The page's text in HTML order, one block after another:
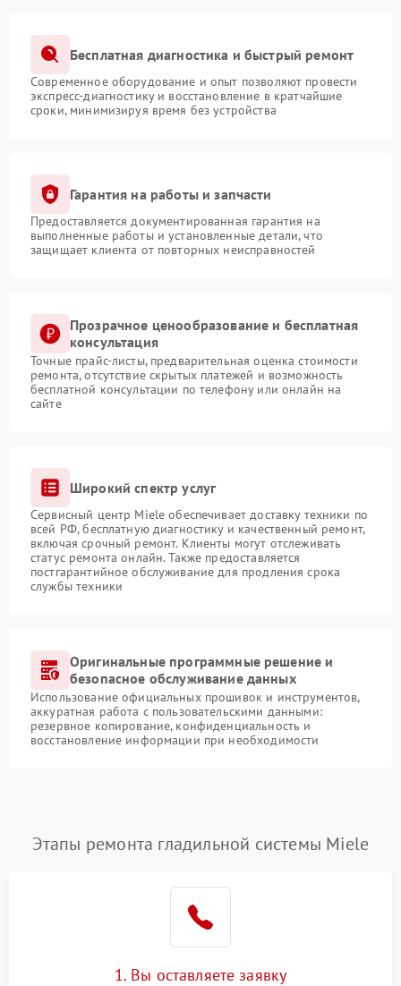
Бесплатная диагностика и быстрый ремонт
Современное оборудование и опыт позволяют провести
экспресс-диагностику и восстановление в кратчайшие
сроки, минимизируя время без устройства
Гарантия на работы и запчасти
Предоставляется документированная гарантия на
выполненные работы и установленные детали, что
защищает клиента от повторных неисправностей
Прозрачное ценообразование и бесплатная
консультация
Точные прайс-листы, предварительная оценка стоимости
ремонта, отсутствие скрытых платежей и возможность
бесплатной консультации по телефону или онлайн на
сайте
Широкий спектр услуг
Сервисный центр Miele обеспечивает доставку техники по
всей РФ, бесплатную диагностику и качественный ремонт,
включая срочный ремонт. Клиенты могут отслеживать
статус ремонта онлайн. Также предоставляется
постгарантийное обслуживание для продления срока
службы техники
Оригинальные программные решение и
безопасное обслуживание данных
Использование официальных прошивок и инструментов,
аккуратная работа с пользовательскими данными:
резервное копирование, конфиденциальность и
восстановление информации при необходимости
Этапы ремонта гладильной системы Miele
1. Вы оставляете заявку